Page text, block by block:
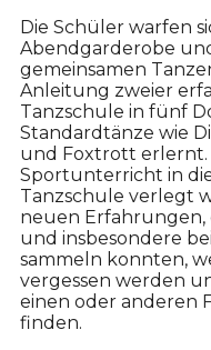
Die Schüler warfen
Abendgarderobe
gemeinsamen
Anleitung zweier
Tanzschule in fünf
Standardtänze wie
und Foxtrott erlernt.
Sportunterricht in
Tanzschule verlegt
neuen Erfahrungen,
und insbesondere
sammeln konnten,
vergessen werden
einen oder anderen
finden.